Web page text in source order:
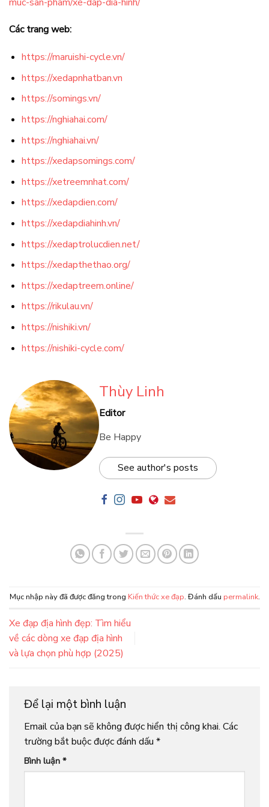
Các trang web:
https://maruishi-cycle.vn/
https://xedapnhatban.vn
https://somings.vn/
https://nghiahai.com/
https://nghiahai.vn/
https://xedapsomings.com/
https://xetreemnhat.com/
https://xedapdien.com/
https://xedapdiahinh.vn/
https://xedaptrolucdien.net/
https://xedapthethao.org/
https://xedaptreem.online/
https://rikulau.vn/
https://nishiki.vn/
https://nishiki-cycle.com/
Thùy Linh
Editor
Be Happy
See author's posts
Mục nhập này đã được đăng trong Kiến thức xe đạp. Đánh dấu permalink.
Xe đạp địa hình đẹp: Tìm hiểu
về các dòng xe đạp địa hình
và lựa chọn phù hợp (2025)
Để lại một bình luận
Email của bạn sẽ không được hiển thị công khai. Các
trường bắt buộc được đánh dấu *
Bình luận *